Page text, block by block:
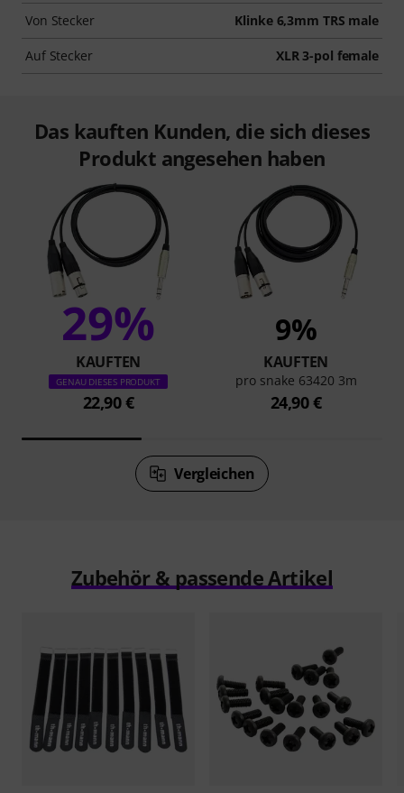
Von Stecker Klinke 6,3mm TRS male
Auf Stecker XLR 3-pol female
Das kauften Kunden, die sich dieses
Produkt angesehen haben
29%
KAUFTEN
GENAU DIESES PRODUKT
22,90 €
9%
KAUFTEN
pro snake 63420 3m
24,90 €
Vergleichen
Zubehör & passende Artikel